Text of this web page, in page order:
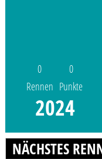
0
Rennen
0
Punkte
2024
NÄCHSTES